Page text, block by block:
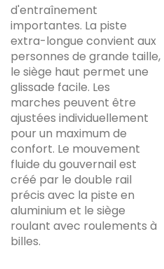
d'entraînement
importantes. La piste
extra-longue convient aux
personnes de grande taille,
le siège haut permet une
glissade facile. Les
marches peuvent être
ajustées individuellement
pour un maximum de
confort. Le mouvement
fluide du gouvernail est
créé par le double rail
précis avec la piste en
aluminium et le siège
roulant avec roulements à
billes.